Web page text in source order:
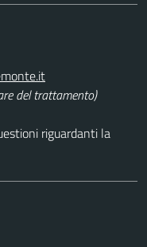
del trattamento)
riguardanti la